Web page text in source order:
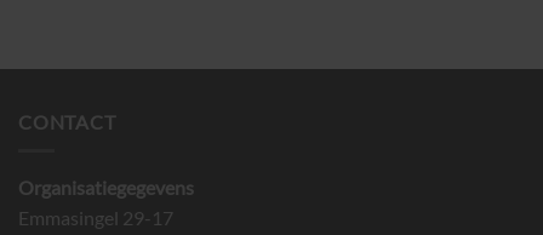
CONTACT
Organisatiegegevens
Emmasingel 29-17